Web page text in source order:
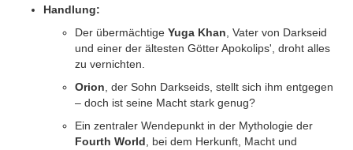
Handlung:
Der übermächtige Yuga Khan , Vater von Darkseid
und einer der ältesten Götter Apokolips', droht alles
zu vernichten.
Orion , der Sohn Darkseids, stellt sich ihm entgegen
– doch ist seine Macht stark genug?
Ein zentraler Wendepunkt in der Mythologie der
Fourth World , bei dem Herkunft, Macht und